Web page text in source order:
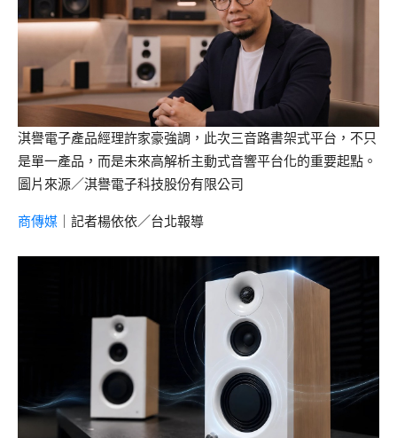
淇譽電子產品經理許家豪強調，此次三音路書架式平台，不只
是單一產品，而是未來高解析主動式音響平台化的重要起點。
圖片來源／淇譽電子科技股份有限公司
商傳媒 ｜記者楊依依／台北報導